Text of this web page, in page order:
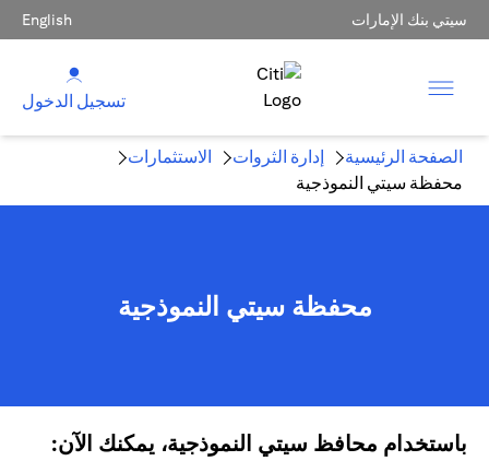
سيتي بنك الإمارات English
تسجيل الدخول
الصفحة الرئيسية إدارة الثروات
الاستثمارات
محفظة سيتي النموذجية
محفظة سيتي النموذجية
باستخدام محافظ سيتي النموذجية، يمكنك الآن: